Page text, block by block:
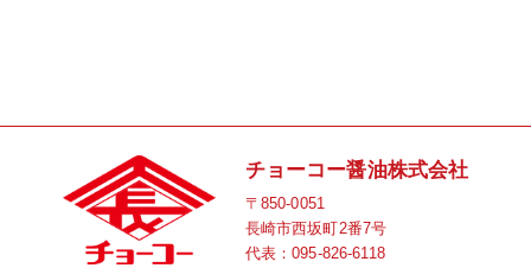
チョーコー醤油株式会社
〒850-0051
長崎市西坂町2番7号
代表：095-826-6118